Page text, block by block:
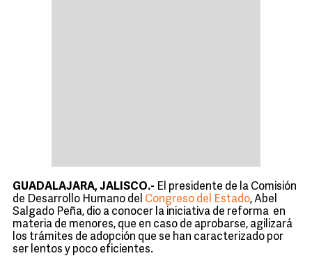
GUADALAJARA, JALISCO.- El presidente de la Comisión
de Desarrollo Humano del Congreso del Estado, Abel
Salgado Peña, dio a conocer la iniciativa de reforma en
materia de menores, que en caso de aprobarse, agilizará
los trámites de adopción que se han caracterizado por
ser lentos y poco eficientes.